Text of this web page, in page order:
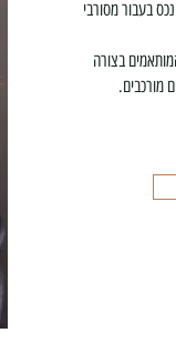
בעבור מסורבי
בצורה
מורכבים.